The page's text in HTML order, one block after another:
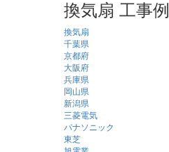
換気扇 工事例
換気扇
千葉県
京都府
大阪府
兵庫県
岡山県
新潟県
三菱電気
パナソニック
東芝